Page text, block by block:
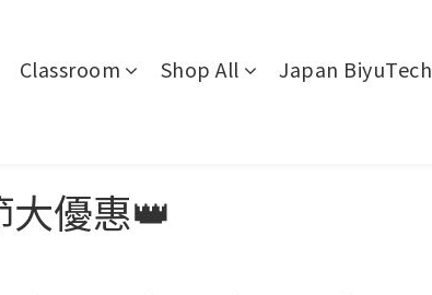
Classroom Shop All Japan
優惠👑